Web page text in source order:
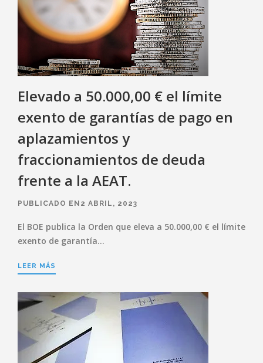
Elevado a 50.000,00 € el límite
exento de garantías de pago en
aplazamientos y
fraccionamientos de deuda
frente a la AEAT.
PUBLICADO EN2 ABRIL, 2023
El BOE publica la Orden que eleva a 50.000,00 € el límite
exento de garantía…
LEER MÁS